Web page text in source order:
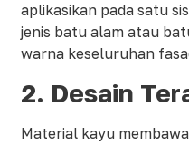
aplikasikan pada satu
jenis batu alam atau
warna keseluruhan
2. Desain
Material kayu